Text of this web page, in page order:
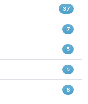
37
7
5
5
8